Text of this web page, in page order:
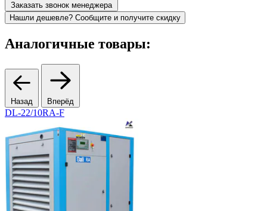
Заказать звонок менеджера
Нашли дешевле? Сообщите и получите скидку
Аналогичные товары:
Назад Вперёд
DL-22/10RA-F